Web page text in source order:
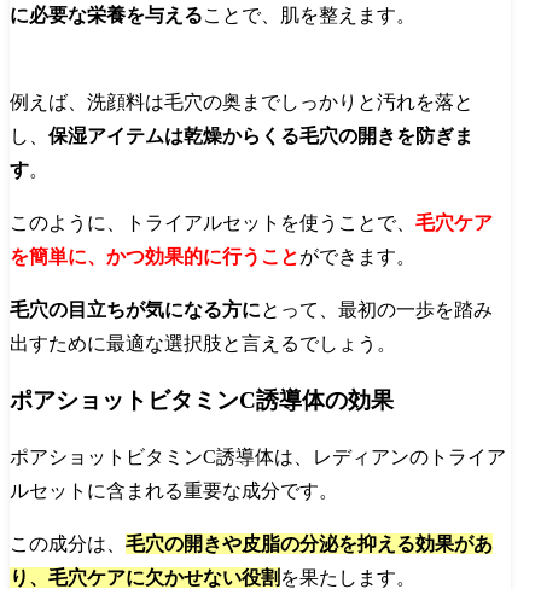
に必要な栄養を与えることで、肌を整えます。
例えば、洗顔料は毛穴の奥までしっかりと汚れを落と
し、 保湿アイテムは乾燥からくる毛穴の開きを防ぎま
す。
このように、トライアルセットを使うことで、 毛穴ケア
を簡単に、かつ効果的に行うことができます。
毛穴の目立ちが気になる方にとって、最初の一歩を踏み
出すために最適な選択肢と言えるでしょう。
ポアショットビタミンC誘導体の効果
ポアショットビタミンC誘導体は、レディアンのトライア
ルセットに含まれる重要な成分です。
この成分は、 毛穴の開きや皮脂の分泌を抑える効果があ
り、毛穴ケアに欠かせない役割 を果たします。